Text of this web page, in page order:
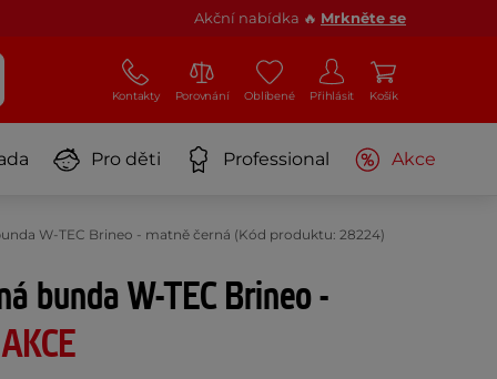
Akční nabídka 🔥 Mrkněte se
Kontakty Porovnání Oblíbené Přihlásit Košík
Pro děti Professional Akce
W-TEC Brineo - matně černá (Kód produktu: 28224)
bunda W-TEC Brineo -
AKCE